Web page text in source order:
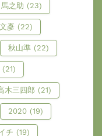
馬之助 (23)
彥 (22)
秋山準 (22)
(21)
木三四郎 (21)
2020 (19)
チ (19)